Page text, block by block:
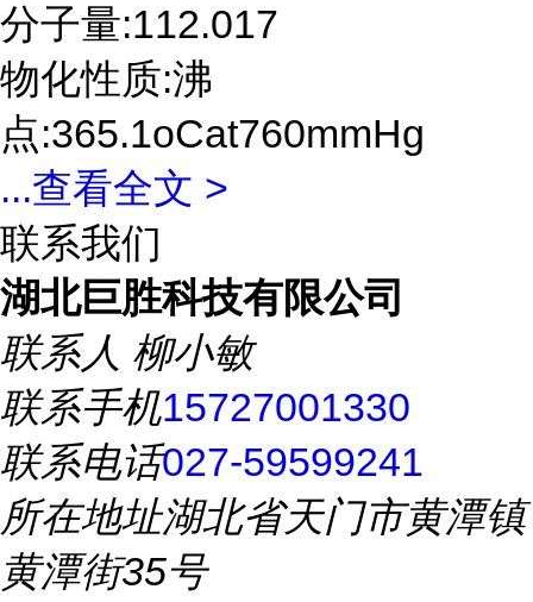
分子量:112.017
物化性质:沸
点:365.1oCat760mmHg
...查看全文 >
联系我们
湖北巨胜科技有限公司
联系人 柳小敏
联系手机15727001330
联系电话027-59599241
所在地址湖北省天门市黄潭镇
黄潭街35号